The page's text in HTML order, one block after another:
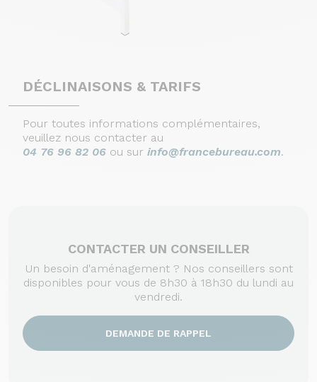
DÉCLINAISONS & TARIFS
Pour toutes informations complémentaires,
veuillez nous contacter au
04 76 96 82 06 ou sur info@francebureau.com.
CONTACTER UN CONSEILLER
Un besoin d'aménagement ? Nos conseillers sont
disponibles pour vous de 8h30 à 18h30 du lundi au
vendredi.
DEMANDE DE RAPPEL